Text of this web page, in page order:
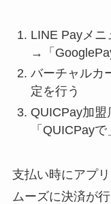
LINE Payメニ
→「
バーチャルカ
定を行う
QUICPay加
「QUICPay
支払い時にアプ
ムーズに決済が行